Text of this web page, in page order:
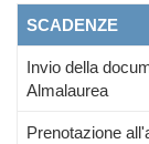
SCADENZE
Invio della
Almalaurea
Prenotazione